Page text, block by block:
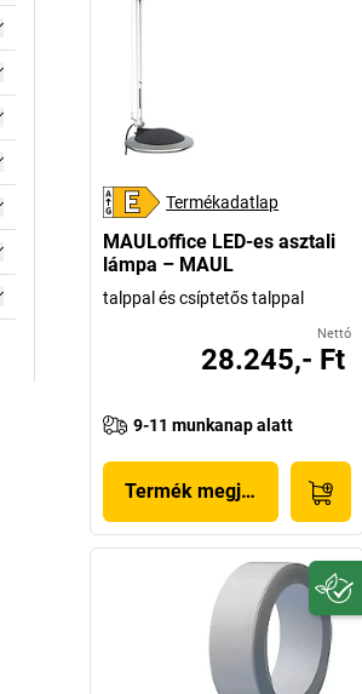
Termékadatlap
MAULoffice LED-es asztali
lámpa – MAUL
talppal és csíptetős talppal
Nettó
28.245,- Ft
9-11 munkanap alatt
Termék megjelenítése